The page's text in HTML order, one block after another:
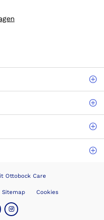
Ottobock Care
Sitemap Cookies